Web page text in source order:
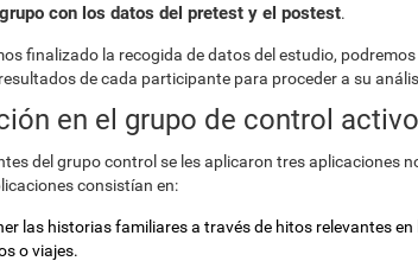
con los datos del pretest y el postest.
finalizado la recogida de datos del estudio,
de cada participante para proceder a su
en el grupo de control activo
del grupo control se les aplicaron tres aplicaciones
consistían en:
las historias familiares a través de hitos relevantes en
o viajes.